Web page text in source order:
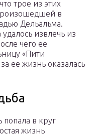
трое из этих
в
Дельальма.
извлечь из
чего ее
«Пити
ее жизнь оказалась
попала в круг
жизнь